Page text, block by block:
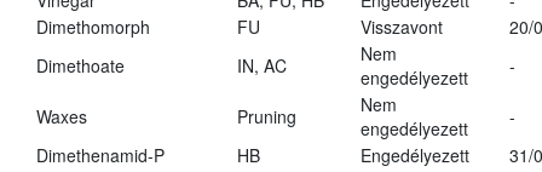
Dimethomorph
FU Visszavont
20/
Dimethoate
IN, AC
Nem
engedélyezett
-
Waxes Pruning
Nem
engedélyezett
-
Dimethenamid-P
HB Engedélyezett
31/